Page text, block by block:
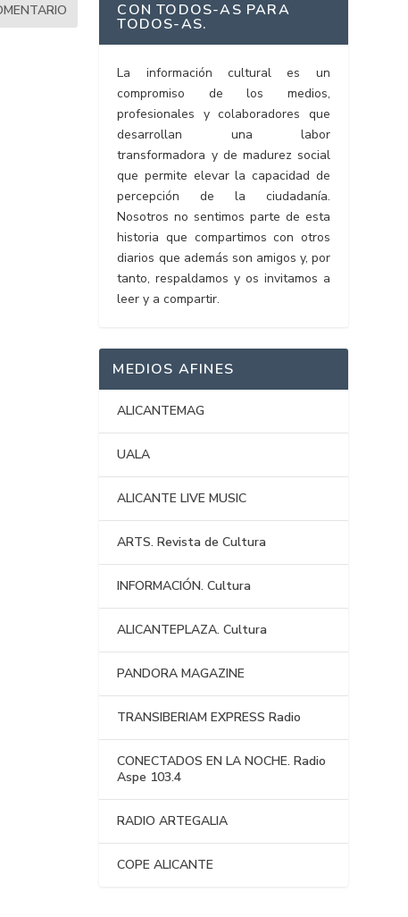
CON TODOS-AS PARA
TODOS-AS.
La información cultural es un
compromiso de los medios,
profesionales y colaboradores que
desarrollan una labor
transformadora y de madurez social
que permite elevar la capacidad de
percepción de la ciudadanía.
Nosotros no sentimos parte de esta
historia que compartimos con otros
diarios que además son amigos y, por
tanto, respaldamos y os invitamos a
leer y a compartir.
MEDIOS AFINES
ALICANTEMAG
UALA
ALICANTE LIVE MUSIC
ARTS. Revista de Cultura
INFORMACIÓN. Cultura
ALICANTEPLAZA. Cultura
PANDORA MAGAZINE
TRANSIBERIAM EXPRESS Radio
CONECTADOS EN LA NOCHE. Radio
Aspe 103.4
RADIO ARTEGALIA
COPE ALICANTE